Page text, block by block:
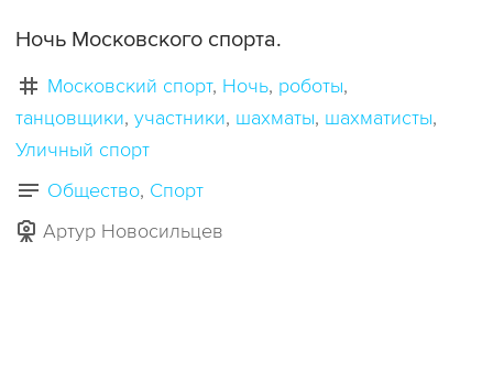
Ночь Московского спорта.
Московский спорт Ночь роботы
танцовщики участники шахматы шахматисты
Уличный спорт
Общество Спорт
Артур Новосильцев